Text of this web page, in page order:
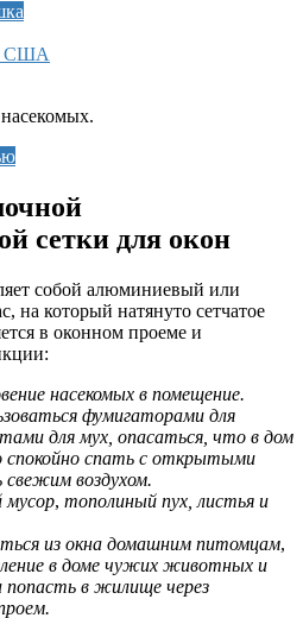
США
сетки для окон
собой алюминиевый или
на который натянуто сетчатое
в оконном проеме и
насекомых в помещение.
фумигаторами для
для мух, опасаться, что в дом
спать с открытыми
воздухом.
мусор, тополиный пух, листья и
из окна домашним питомцам,
в доме чужих животных и
в жилище через